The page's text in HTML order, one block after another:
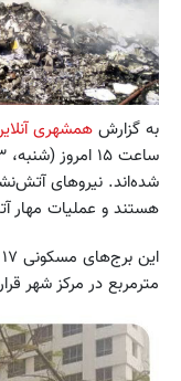
به گزارش همشهری
شده‌اند. نیروهای
هستند و عملیات مهار
مترمربع در مرکز شهر